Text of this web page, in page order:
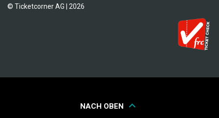
© Ticketcorner AG | 2026
NACH OBEN